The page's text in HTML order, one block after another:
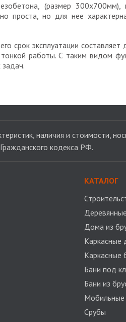
(размер
проста, но для нее
срок эксплуатации
работы. С таким видом
наличия и стоимости,
кодекса РФ.
КАТАЛОГ
Дома из
Каркасные
Каркасные
Бани под
Бани из
Мобильные
Срубы